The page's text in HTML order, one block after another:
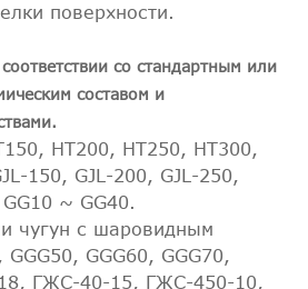
поверхности.
со стандартным или
составом и
HT200, HT250, HT300,
150, GJL-200, GJL-250,
~ GG40.
чугун с шаровидным
GGG60, GGG70,
ГЖС-40-15, ГЖС-450-10,